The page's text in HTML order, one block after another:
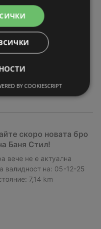
до 05.01.202
вече не е актуална
валидност на:
7,14 km
скоро новата бро
Баня Стил!
вече не е актуална
валидност на: 05-12-25
7,14 km
BY COOKIESCRIPT